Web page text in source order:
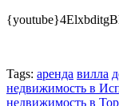
Tags: аренда вилла
недвижимость в
недвижимость в